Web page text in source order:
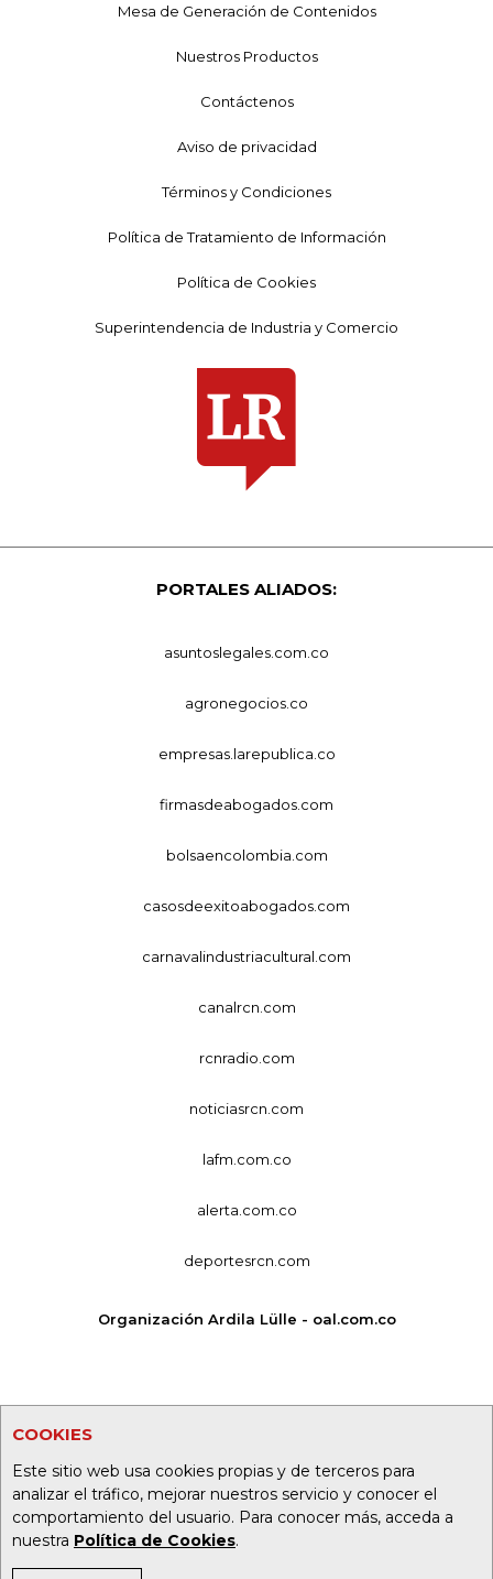
COOKIES
Este sitio web usa cookies propias y de terceros para
analizar el tráfico, mejorar nuestros servicio y conocer el
comportamiento del usuario. Para conocer más, acceda a
nuestra Política de Cookies.
Mesa de Generación de Contenidos
Nuestros Productos
Contáctenos
Aviso de privacidad
Términos y Condiciones
Política de Tratamiento de Información
Política de Cookies
Superintendencia de Industria y Comercio
PORTALES ALIADOS:
asuntoslegales.com.co
agronegocios.co
empresas.larepublica.co
firmasdeabogados.com
bolsaencolombia.com
casosdeexitoabogados.com
carnavalindustriacultural.com
canalrcn.com
rcnradio.com
noticiasrcn.com
lafm.com.co
alerta.com.co
deportesrcn.com
Organización Ardila Lülle - oal.com.co